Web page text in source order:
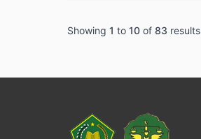
Showing 1 to 10 of 83 results